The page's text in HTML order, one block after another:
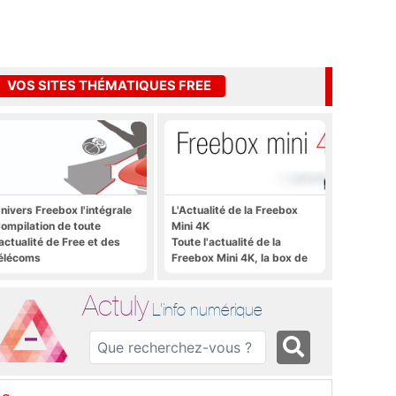
VOS SITES THÉMATIQUES FREE
Freebox l'intégrale
de toute
de Free et des
L'Actualité de la Freebox
Mini 4K
Toute l'actualité de la
Freebox Mini 4K, la box de
Actuly L'info numérique